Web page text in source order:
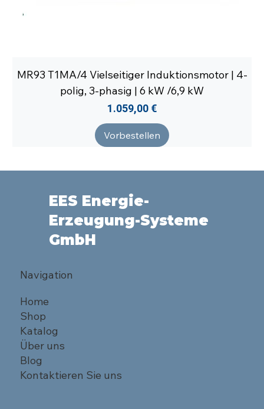
MR93 T1MA/4 Vielseitiger Induktionsmotor | 4-
polig, 3-phasig | 6 kW /6,9 kW
Preis
1.059,00 €
Vorbestellen
EES Energie-
Erzeugung-Systeme
GmbH
Navigation
Home
Shop
Katalog
Über uns
Blog
Kontaktieren Sie uns